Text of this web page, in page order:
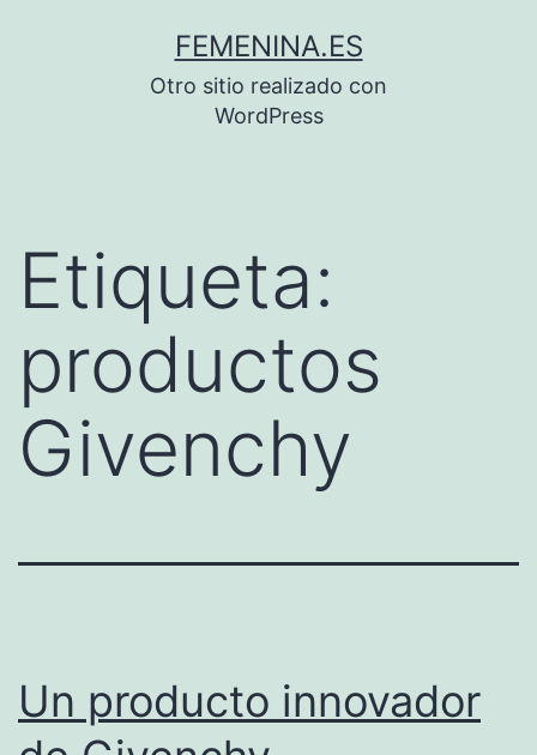
FEMENINA.ES
Otro sitio realizado con
WordPress
Etiqueta:
productos
Givenchy
Un producto innovador